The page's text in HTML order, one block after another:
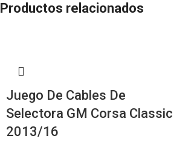
Productos relacionados
Juego De Cables De
Selectora GM Corsa Classic
2013/16